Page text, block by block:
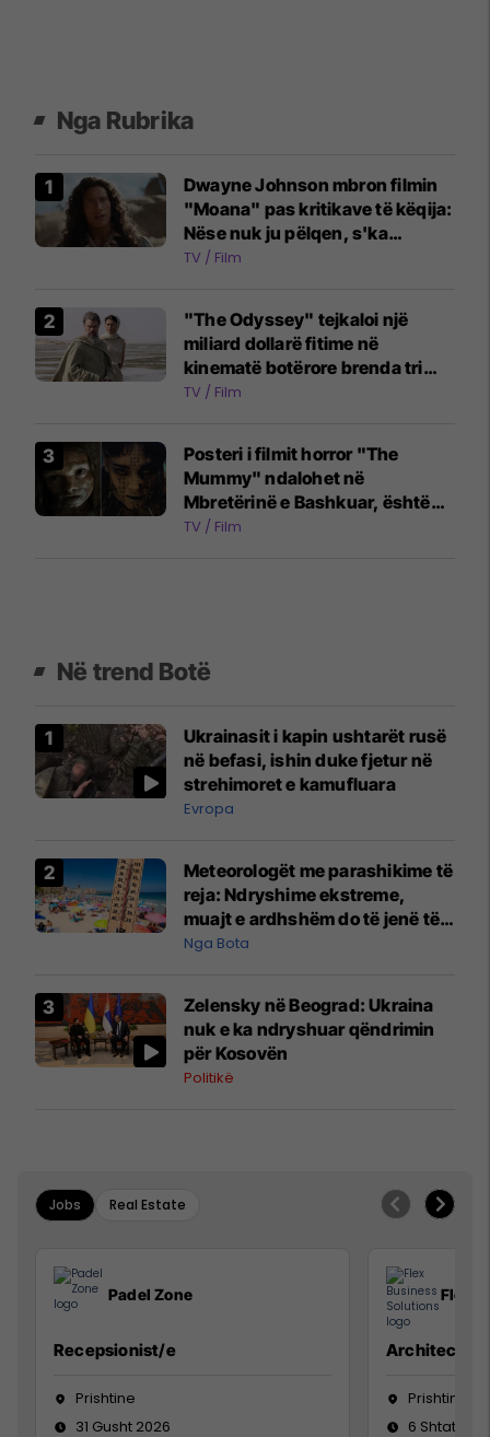
Nga Rubrika
Dwayne Johnson mbron filmin
"Moana" pas kritikave të këqija:
Nëse nuk ju pëlqen, s'ka
problem
TV / Film
"The Odyssey" tejkaloi një
miliard dollarë fitime në
kinematë botërore brenda tri
javësh
TV / Film
Posteri i filmit horror "The
Mummy" ndalohet në
Mbretërinë e Bashkuar, është
konsideruar shumë shqetësues
TV / Film
Në trend Botë
Ukrainasit i kapin ushtarët rusë
në befasi, ishin duke fjetur në
strehimoret e kamufluara
Evropa
Meteorologët me parashikime të
reja: Ndryshime ekstreme,
muajt e ardhshëm do të jenë të
pazakontë
Nga Bota
Zelensky në Beograd: Ukraina
nuk e ka ndryshuar qëndrimin
për Kosovën
Politikë
Jobs Real Estate
Padel Zone
Recepsionist/e
Prishtine
31 Gusht 2026
Flex
Architect
Prishtinë
6 Shtator